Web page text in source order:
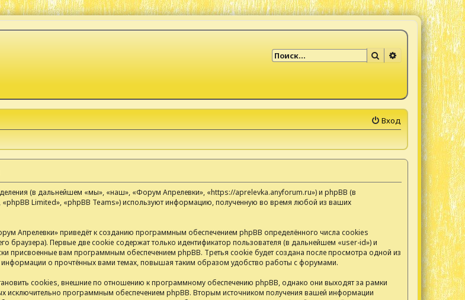
Поиск Расширенный
Вход
(в дальнейшем «мы», «наш», «Форум Апрелевки», «https://aprelevka.anyforum.ru») и phpBB (в
Limited», «phpBB Teams») используют информацию, полученную во время любой из ваших
Апрелевки» приведёт к созданию программным обеспечением phpBB определённого числа cookies
браузера). Первые две cookie содержат только идентификатор пользователя (в дальнейшем «user-id») и
присвоенные вам программным обеспечением phpBB. Третья cookie будет создана после просмотра одной из
о прочтённых вами темах, повышая таким образом удобство работы с форумами.
cookies, внешние по отношению к программному обеспечению phpBB, однако они выходят за рамки
исключительно программным обеспечением phpBB. Вторым источником получения вашей информации